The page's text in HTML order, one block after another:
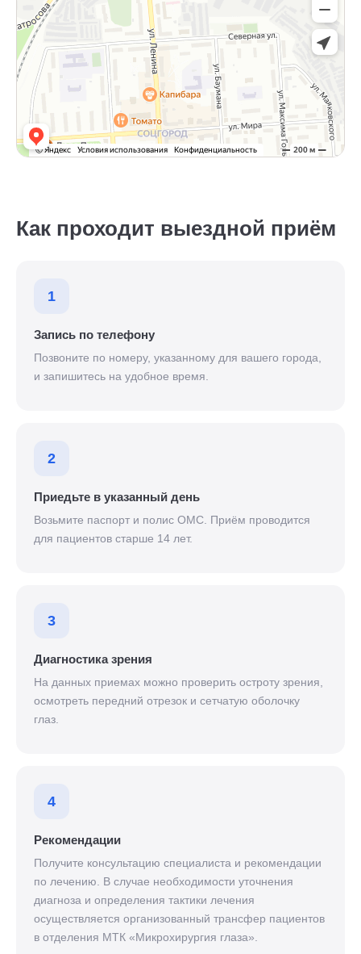
Как проходит выездной приём
1
Запись по телефону
Позвоните по номеру, указанному для вашего города,
и запишитесь на удобное время.
2
Приедьте в указанный день
Возьмите паспорт и полис ОМС. Приём проводится
для пациентов старше 14 лет.
3
Диагностика зрения
На данных приемах можно проверить остроту зрения,
осмотреть передний отрезок и сетчатую оболочку
глаз.
4
Рекомендации
Получите консультацию специалиста и рекомендации
по лечению. В случае необходимости уточнения
диагноза и определения тактики лечения
осуществляется организованный трансфер пациентов
в отделения МТК «Микрохирургия глаза».